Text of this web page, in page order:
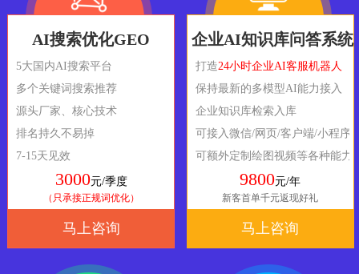
AI搜索优化GEO
5大国内AI搜索平台
多个关键词搜索推荐
源头厂家、核心技术
排名持久不易掉
7-15天见效
3000元/季度
（只承接正规词优化）
马上咨询
企业AI知识库问答系统
打造24小时企业AI客服机器人
保持最新的多模型AI能力接入
企业知识库检索入库
可接入微信/网页/客户端/小程序
可额外定制绘图视频等各种能力
9800元/年
新客首单千元返现好礼
马上咨询